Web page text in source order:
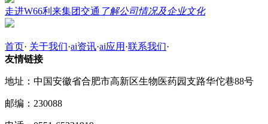
走进W66利来集团交通 了解公司情况及企业文化
首页· 关于我们·ai资讯·ai应用 ·联系我们·
友情链接
地址：中国安徽省合肥市高新区生物医药园支路华佗巷88号
邮编：230088